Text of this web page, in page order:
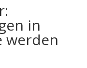
in
werden